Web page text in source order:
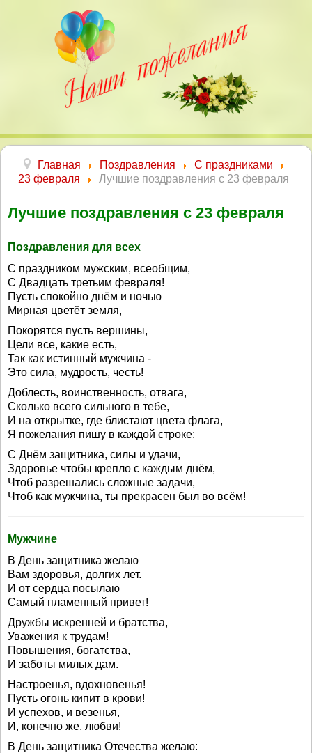
Главная Поздравления
С праздниками
23 февраля
Лучшие поздравления с 23 февраля
Лучшие поздравления с 23 февраля
Поздравления для всех
С праздником мужским, всеобщим,
С Двадцать третьим февраля!
Пусть спокойно днём и ночью
Мирная цветёт земля,
Покорятся пусть вершины,
Цели все, какие есть,
Так как истинный мужчина -
Это сила, мудрость, честь!
Доблесть, воинственность, отвага,
Сколько всего сильного в тебе,
И на открытке, где блистают цвета флага,
Я пожелания пишу в каждой строке:
С Днём защитника, силы и удачи,
Здоровье чтобы крепло с каждым днём,
Чтоб разрешались сложные задачи,
Чтоб как мужчина, ты прекрасен был во всём!
Мужчине
В День защитника желаю
Вам здоровья, долгих лет.
И от сердца посылаю
Самый пламенный привет!
Дружбы искренней и братства,
Уважения к трудам!
Повышения, богатства,
И заботы милых дам.
Настроенья, вдохновенья!
Пусть огонь кипит в крови!
И успехов, и везенья,
И, конечно же, любви!
В День защитника Отечества желаю: